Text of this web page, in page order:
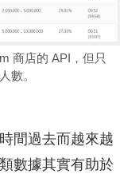
商店的 API，但只
數。
間過去而越來越
數據其實有助於